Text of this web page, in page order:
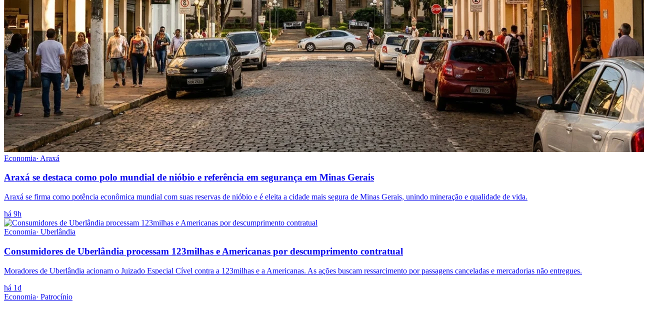
Economia· Araxá
Araxá se destaca como polo mundial de nióbio e referência em segurança em Minas Gerais
Araxá se firma como potência econômica mundial com suas reservas de nióbio e é eleita a cidade mais segura de Minas Gerais, unindo mineração e qualidade de vida.
há 9h
Economia· Uberlândia
Consumidores de Uberlândia processam 123milhas e Americanas por descumprimento contratual
Moradores de Uberlândia acionam o Juizado Especial Cível contra a 123milhas e a Americanas. As ações buscam ressarcimento por passagens canceladas e mercadorias não entregues.
há 1d
Economia· Patrocínio